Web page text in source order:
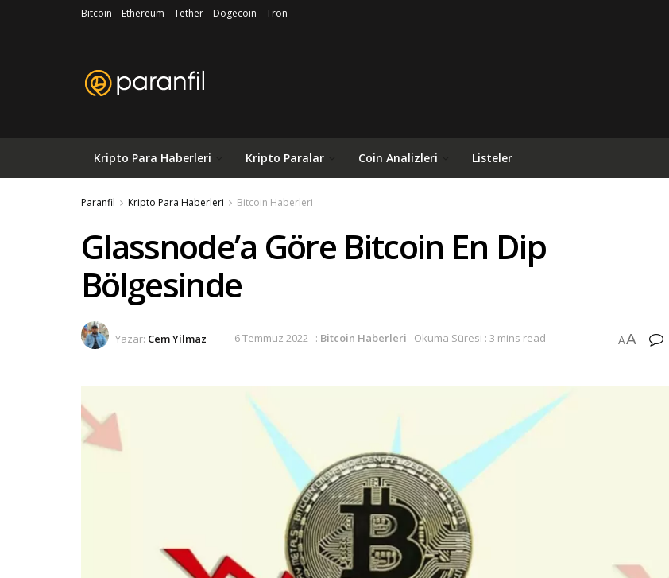
Bitcoin Ethereum Tether Dogecoin Tron
Kripto Para Haberleri Kripto Paralar Coin Analizleri Listeler
Paranfil Kripto Para Haberleri Bitcoin Haberleri
Glassnode’a Göre Bitcoin En Dip
Bölgesinde
Yazar: Cem Yilmaz 6 Temmuz 2022 : Bitcoin Haberleri Okuma Süresi : 3 mins read AA